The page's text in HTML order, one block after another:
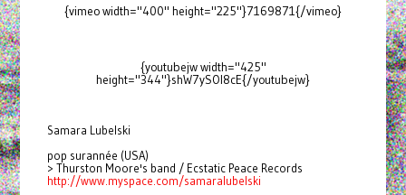
{vimeo width="400" height="225"}7169871{/vimeo}
{youtubejw width="425"
height="344"}shW7ySOl8cE{/youtubejw}
Samara Lubelski
pop surannée (USA)
> Thurston Moore's band / Ecstatic Peace Records
http://www.myspace.com/samaralubelski